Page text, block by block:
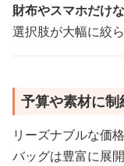
財布やスマホだけ
選択肢が大幅に絞ら
予算や素材に
リーズナブルな価格
バッグは豊富に展